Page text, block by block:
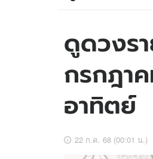
ข่าวบันเทิง
ข่าวกีฬา
ข่าวเศรษฐกิจ
อัปเดตจีน
ดูดวงร
กรกฎา
อาทิตย์
22 ก.ค. 68 (00:01 น.)